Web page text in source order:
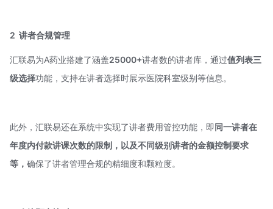
2 讲者合规管理
汇联易为A药业搭建了涵盖25000+讲者数的讲者库，通过值列表三
级选择功能，支持在讲者选择时展示医院科室级别等信息。
此外，汇联易还在系统中实现了讲者费用管控功能，即同一讲者在
年度内付款讲课次数的限制，以及不同级别讲者的金额控制要求
等， 确保了讲者管理合规的精细度和颗粒度。